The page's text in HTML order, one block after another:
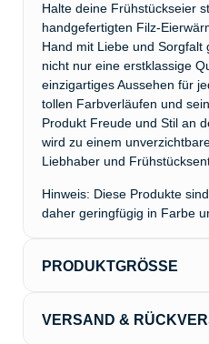
Halte deine Frühstückseier
handgefertigten Filz-
Hand mit Liebe und Sorgfalt
nicht nur eine erstklassige
einzigartiges Aussehen für
tollen Farbverläufen und
Produkt Freude und Stil an
wird zu einem
Liebhaber und
Hinweis: Diese Produkte
daher geringfügig in Farbe
PRODUKTGRÖSSE
Breite:4.5cm
VERSAND &